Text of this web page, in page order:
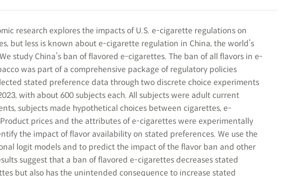
research explores the impacts of U.S. e-cigarette regulations on
but less is known about e-cigarette regulation in China, the world’s
study China’s ban of flavored e-cigarettes. The ban of all flavors in e-
was part of a comprehensive package of regulatory policies
stated preference data through two discrete choice experiments
with about 600 subjects each. All subjects were adult current
subjects made hypothetical choices between cigarettes, e-
prices and the attributes of e-cigarettes were experimentally
the impact of flavor availability on stated preferences. We use the
logit models and to predict the impact of the flavor ban and other
suggest that a ban of flavored e-cigarettes decreases stated
but also has the unintended consequence to increase stated